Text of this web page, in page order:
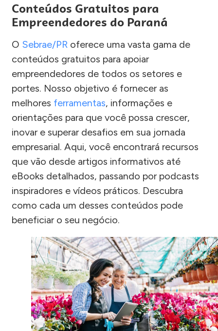
Conteúdos Gratuitos para
Empreendedores do Paraná
O Sebrae/PR oferece uma vasta gama de
conteúdos gratuitos para apoiar
empreendedores de todos os setores e
portes. Nosso objetivo é fornecer as
melhores ferramentas, informações e
orientações para que você possa crescer,
inovar e superar desafios em sua jornada
empresarial. Aqui, você encontrará recursos
que vão desde artigos informativos até
eBooks detalhados, passando por podcasts
inspiradores e vídeos práticos. Descubra
como cada um desses conteúdos pode
beneficiar o seu negócio.